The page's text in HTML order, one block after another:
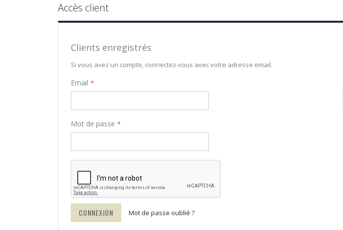
Accès client
Clients enregistrés
Si vous avez un compte, connectez-vous avec votre adresse email.
Email
Mot de passe
CONNEXION Mot de passe oublié ?